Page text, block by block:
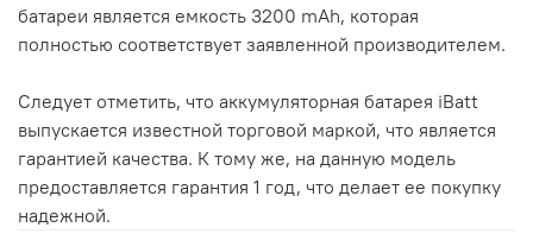
батареи является емкость 3200 mAh, которая
полностью соответствует заявленной производителем.
Следует отметить, что аккумуляторная батарея iBatt
выпускается известной торговой маркой, что является
гарантией качества. К тому же, на данную модель
предоставляется гарантия 1 год, что делает ее покупку
надежной.